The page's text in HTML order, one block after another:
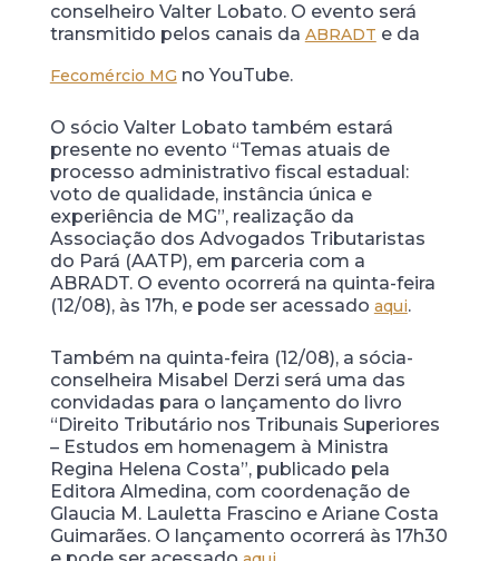
conselheiro Valter Lobato. O evento será
transmitido pelos canais da ABRADT e da
Fecomércio MG no YouTube.
O sócio Valter Lobato também estará
presente no evento “Temas atuais de
processo administrativo fiscal estadual:
voto de qualidade, instância única e
experiência de MG”, realização da
Associação dos Advogados Tributaristas
do Pará (AATP), em parceria com a
ABRADT. O evento ocorrerá na quinta-feira
(12/08), às 17h, e pode ser acessado aqui.
Também na quinta-feira (12/08), a sócia-
conselheira Misabel Derzi será uma das
convidadas para o lançamento do livro
“Direito Tributário nos Tribunais Superiores
– Estudos em homenagem à Ministra
Regina Helena Costa”, publicado pela
Editora Almedina, com coordenação de
Glaucia M. Lauletta Frascino e Ariane Costa
Guimarães. O lançamento ocorrerá às 17h30